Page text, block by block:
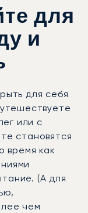
для
и
для себя
или с
становятся
время как
(А для
чем